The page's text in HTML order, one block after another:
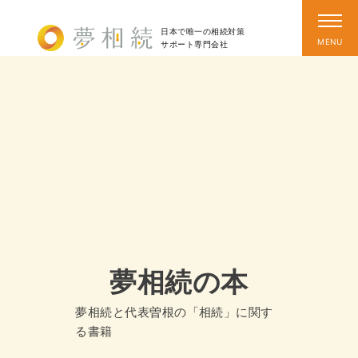
日本で唯一の相続対策
サポート専門会社
夢相続の本
夢相続と代表曽根の「相続」に関す
る書籍